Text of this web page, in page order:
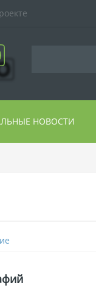
НОВОСТИ